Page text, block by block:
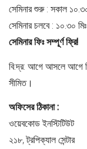
সেমিনার শুরু : সকাল
সেমিনার চলবে : ১০.৩০
সেমিনার ফিঃ সম্পূর্ণ ফ্রি!
বি:দ্র: আগে আসলে আগে
সীমিত।
অফিসের ঠিকানা :
ওয়েবকোড ইনস্টিটিউট
২১৮, ট্রপিক্যাল সেন্টার